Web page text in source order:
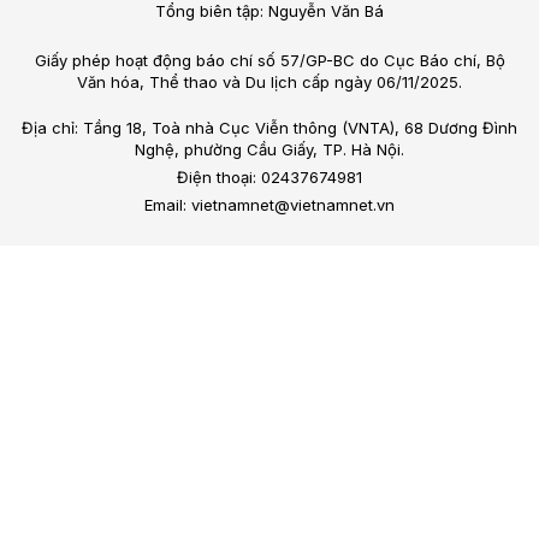
Tổng biên tập: Nguyễn Văn Bá
Giấy phép hoạt động báo chí số 57/GP-BC do Cục Báo chí, Bộ
Văn hóa, Thể thao và Du lịch cấp ngày 06/11/2025.
Địa chỉ: Tầng 18, Toà nhà Cục Viễn thông (VNTA), 68 Dương Đình
Nghệ, phường Cầu Giấy, TP. Hà Nội.
Điện thoại: 02437674981
Email: vietnamnet@vietnamnet.vn